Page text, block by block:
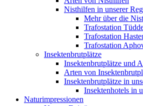
Nisthilfen in unserer
Mehr über die
Trafostation
Trafostation
Trafostation
Insektenbrutplätze
Insektenbrutplätze und
Arten von
Insektenbrutplätze in
Insektenhotels in
Naturimpressionen